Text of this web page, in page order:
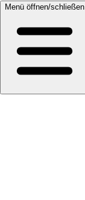
Menü öffnen/schließen